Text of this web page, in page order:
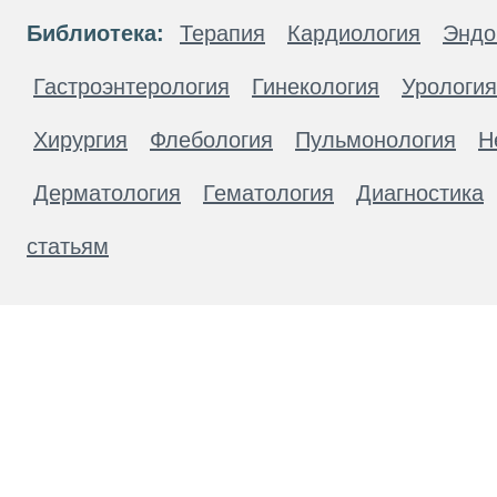
Библиотека: Терапия Кардиология
Гастроэнтерология Гинекология Урология
Хирургия Флебология Пульмонология
Дерматология Гематология Диагностика
статьям